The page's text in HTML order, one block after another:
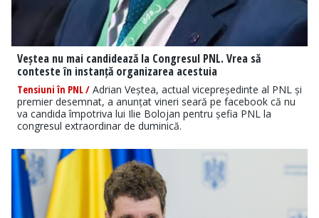
Veștea nu mai candidează la Congresul PNL. Vrea să
conteste în instanță organizarea acestuia
Tensiuni în PNL / Adrian Veștea, actual vicepreședinte al PNL și
premier desemnat, a anunțat vineri seară pe facebook că nu
va candida împotriva lui Ilie Bolojan pentru șefia PNL la
congresul extraordinar de duminică.